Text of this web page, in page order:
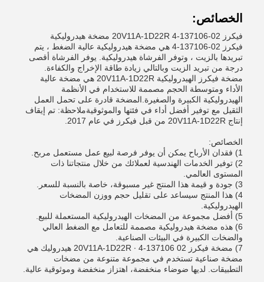
الخصائص:
فيكرز 02-137106-4 20V11A-1D22R مضخة هيدروليكية
فيكرز 02-137106-4 هي مضخة هيدروليكية عالية الضغط ، يتم
تبريدها بالزيت ، وتوفر الفرشاة هيدروليكية. يوفر الفرشاة أقصى
درجة من تبريد الزيت وبالتالي زيادة طاقة الإخراج والكفاءة.
مضخة فيكرز الهيدروليكية 20V11A-1D22R هي مضخة عالية
الأداء ومتوسطة الحجم مصممة للاستخدام في الأنظمة
الهيدروليكية الكبيرة والصغيرة.المضخة قادرة على تحمل العمل
الثقيل مع توفير أفضل أداء في فئتها والموثوقيةملاحظة: تم إيقاف
إنتاج 20V11A-1D22R من قبل فيكرز في عام 2017.
الخصائص:
1) فقدان الأرباح يمكن أن يوفر فرصة لبيع عمل مستعمل مربح.
2) توفير الخدمات الهندسية لعملائك من خلال منتجاتنا ذات
المستوى العالمي.
3) جودة و قيمة هذا المنتج غير مسبوقة، خاصة بالنسبة للسعر.
4) هذا المنتج سيساعد على تقليل حجم ووزن المضخات
الهيدروليكية.
5) أفضل مجموعة من المضخات الهيدروليكية المستعملة للبيع.
6) هذه مضخة هيدروليكية مصممة للتعامل مع الضغط العالي
والضخات الكبيرة في البيئات الصناعية.
7) مضخة فيكرز 02 137106-4 ∙ 20V11A-1D22R هيدروليك هي
مضخة صناعية تستخدم في مجموعة متنوعة من مضخات
التطبيقات. لديها ضوضاء منخفضة، اهتزاز منخفضة وموثوقية عالية.